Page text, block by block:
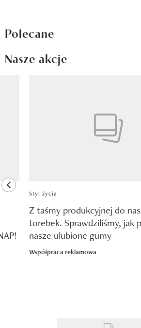
Polecane
Nasze akcje
previous element
Styl życia
Z taśmy produkcyjnej do
torebek. Sprawdziliśmy, jak
nasze ulubione gumy
Współpraca reklamowa